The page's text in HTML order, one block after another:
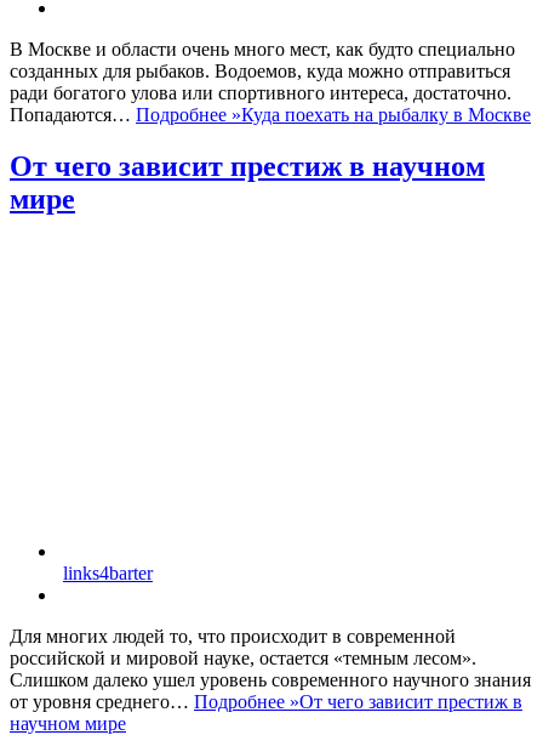
В Москве и области очень много мест, как будто специально
созданных для рыбаков. Водоемов, куда можно отправиться
ради богатого улова или спортивного интереса, достаточно.
Попадаются… Подробнее »Куда поехать на рыбалку в Москве
От чего зависит престиж в научном
мире
links4barter
Для многих людей то, что происходит в современной
российской и мировой науке, остается «темным лесом».
Слишком далеко ушел уровень современного научного знания
от уровня среднего… Подробнее »От чего зависит престиж в
научном мире